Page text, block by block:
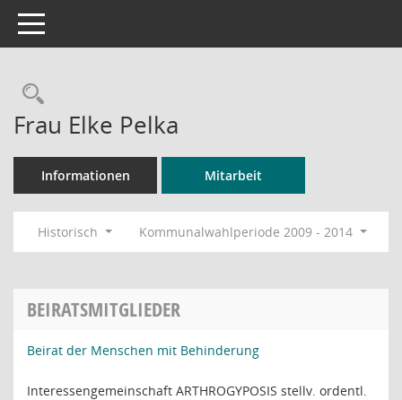
Toggle navigation
Rechercheauswahl
Frau Elke Pelka
Informationen Mitarbeit
Historisch Kommunalwahlperiode 2009 - 2014
BEIRATSMITGLIEDER
Beirat der Menschen mit Behinderung
Interessengemeinschaft ARTHROGYPOSIS stellv. ordentl.